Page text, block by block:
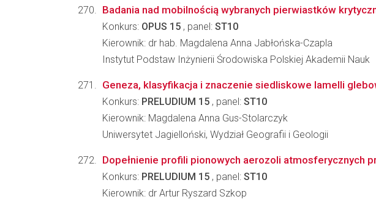
Badania nad mobilnością wybranych pierwiastków
Konkurs: OPUS 15 , panel: ST10
Kierownik: dr hab. Magdalena Anna Jabłońska-Czapla
Instytut Podstaw Inżynierii Środowiska Polskiej Akademii Nauk
Geneza, klasyfikacja i znaczenie siedliskowe lamelli
Konkurs: PRELUDIUM 15 , panel: ST10
Kierownik: Magdalena Anna Gus-Stolarczyk
Uniwersytet Jagielloński, Wydział Geografii i Geologii
Dopełnienie profili pionowych aerozoli atmosferycznych
Konkurs: PRELUDIUM 15 , panel: ST10
Kierownik: dr Artur Ryszard Szkop